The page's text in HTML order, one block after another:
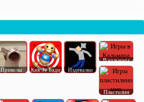
Приколы Кик Зе Бади Издевалки
В кальмара
Пластилин